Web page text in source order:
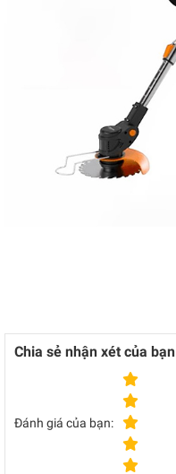
Chia sẻ nhận xét của bạn
Đánh giá của bạn: